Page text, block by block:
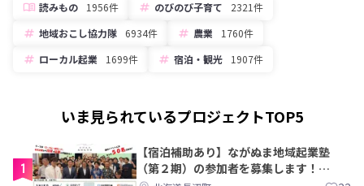
読みもの 1956件 のびのび子育て
2321件
地域おこし協力隊
6934件 農業
1760件
ローカル起業
1699件 宿泊・観光 1907件
いま見られているプロジェクトTOP5
1
【宿泊補助あり】ながぬま地域起業塾
（第２期）の参加者を募集します！